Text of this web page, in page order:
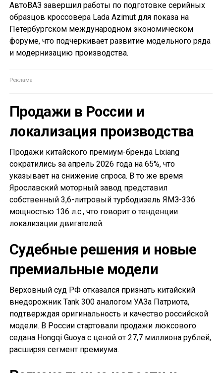
АвтоВАЗ завершил работы по подготовке серийных
образцов кроссовера Lada Azimut для показа на
Петербургском международном экономическом
форуме, что подчеркивает развитие модельного ряда
и модернизацию производства.
Продажи в России и
локализация производства
Продажи китайского премиум-бренда Lixiang
сократились за апрель 2026 года на 65%, что
указывает на снижение спроса. В то же время
Ярославский моторный завод представил
собственный 3,6-литровый турбодизель ЯМЗ-336
мощностью 136 л.с., что говорит о тенденции
локализации двигателей.
Судебные решения и новые
премиальные модели
Верховный суд РФ отказался признать китайский
внедорожник Tank 300 аналогом УАЗа Патриота,
подтверждая оригинальность и качество российской
модели. В России стартовали продажи люксового
седана Hongqi Guoya с ценой от 27,7 миллиона рублей,
расширяя сегмент премиума.